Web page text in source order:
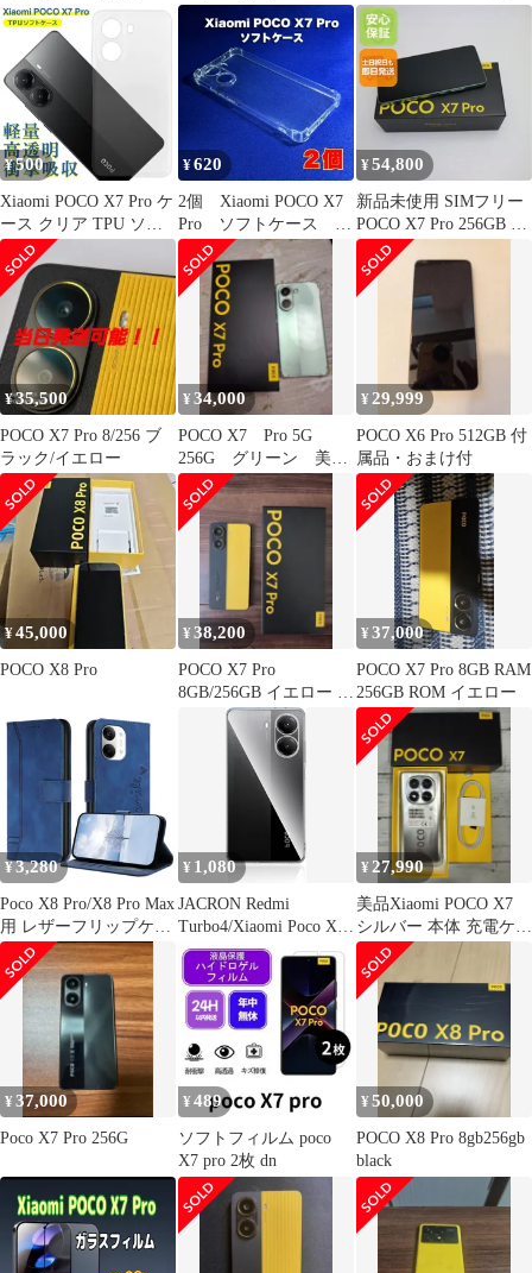
ザー調 POCO X7 Proケ
ース POCO X7 Proカバ
ー POCOX7Proケース
POCOX7Proカバー "q-
3m-7
ース 保護カバー 衝撃吸
収 TPU+PC素材 スマホ
ケース 磨砂 軽量 薄型
滑り止め 擦り傷防止
xiaomi poco x7 pro/redmi
turbo 4 保護ケース（ブ
¥500
Xiaomi POCO X7 Pro ケ
ース クリア TPU ソフ
ト カバー 小米 シャオ
ミ SIMフリー シンプル
ケース スマホ 衝撃吸収
透明 クリア シリコン
耐衝撃 保護
¥620
2個 Xiaomi POCO X7
Pro ソフトケース
TPU素材 シンプル
¥54,800
新品未使用 SIMフリー
POCO X7 Pro 256GB グ
リーン スマホ Xiaomi
即日発送 土日祝発送
OK 04000
¥35,500
POCO X7 Pro 8/256 ブ
ラック/イエロー
¥34,000
POCO X7 Pro 5G
256G グリーン 美
品 3万円台だよ～
¥ 29,999
POCO X6 Pro 512GB 付
属品・おまけ付
¥45,000
POCO X8 Pro
¥38,200
POCO X7 Pro
8GB/256GB イエロー 本
¥37,000
POCO X7 Pro 8GB RAM
256GB ROM イエロー
¥3,280
Poco X8 Pro/X8 Pro Max
用 レザーフリップケー
ス マグネット式
¥ 1,080
JACRON Redmi
Turbo4/Xiaomi Poco X7
Pro用の ケース クリア
カバー TPU 高透過率
耐衝撃 薄型 軽量型 黄
ばみ防止 指紋防止 TPU
素材を採用して 透明
(O5C-WBL-BM008)
¥ 27,990
美品Xiaomi POCO X7
シルバー 本体 充電ケー
ブル付きシャオミ
¥37,000
Poco X7 Pro 256G
¥ 489
ソフトフィルム poco
X7 pro 2枚 dn
¥50,000
POCO X8 Pro 8gb256gb
black